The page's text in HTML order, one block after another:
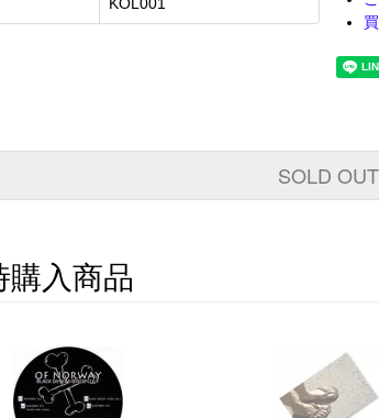
KOL001
SOLD OUT
購入商品